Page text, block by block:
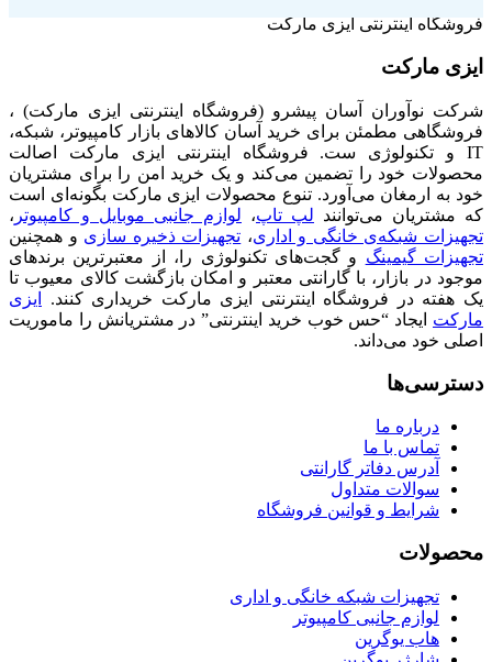
فروشگاه اینترنتی ایزی مارکت
ایزی مارکت
شرکت نوآوران آسان پیشرو (فروشگاه اینترنتی ایزی مارکت) ،
فروشگاهی مطمئن برای خرید آسان کالاهای بازار کامپیوتر، شبکه،
IT و تکنولوژی ست. فروشگاه اینترنتی ایزی مارکت اصالت
محصولات خود را تضمین می‌کند و یک خرید امن را برای مشتریان
خود به ارمغان می‌آورد. تنوع محصولات ایزی مارکت بگونه‌ای است
که مشتریان می‌توانند لپ تاپ، لوازم جانبی موبایل و کامپیوتر ،
تجهیزات شبکه‌ی خانگی و اداری، تجهیزات ذخیره سازی و همچنین
تجهیزات گیمینگ و گجت‌های تکنولوژی را، از معتبرترین برندهای
موجود در بازار، با گارانتی معتبر و امکان بازگشت کالای معیوب تا
یک هفته در فروشگاه اینترنتی ایزی مارکت خریداری کنند.
ایزی
مارکت ایجاد “حس خوب خرید اینترنتی” در مشتریانش را ماموریت
اصلی خود می‌داند.
دسترسی‌ها
درباره ما
تماس با ما
آدرس دفاتر گارانتی
سوالات متداول
شرایط و قوانین فروشگاه
محصولات
تجهیزات شبکه خانگی و اداری
لوازم جانبی کامپیوتر
هاب یوگرین